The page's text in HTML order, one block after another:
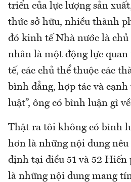
triển của lực lượng sản
thức sở hữu, nhiều thành
đó kinh tế Nhà nước là
nhân là một động lực
tế, các chủ thể thuộc các
bình đẳng, hợp tác và
luật”, ông có bình luận gì
Thật ra tôi không có bình
hơn là những nội dung nêu
định tại điều 51 và 52 Hiến
là những nội dung mang